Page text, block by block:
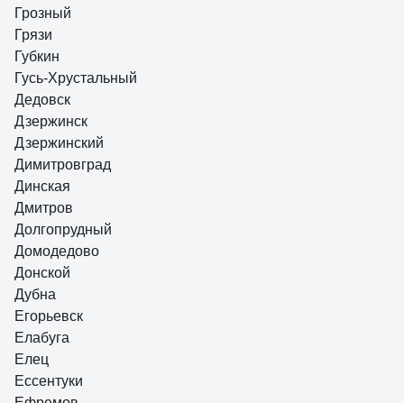
Грозный
Грязи
Губкин
Гусь-Хрустальный
Дедовск
Дзержинск
Дзержинский
Димитровград
Динская
Дмитров
Долгопрудный
Домодедово
Донской
Дубна
Егорьевск
Елабуга
Елец
Ессентуки